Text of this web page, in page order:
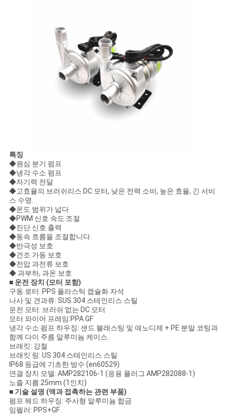
사
이
트
맵
개
인
정
보
보
호
정
특징
◆원심 분기 펌프
◆냉각 수소 펌프
◆자기력 전달
◆고효율의 브러쉬리스 DC 모터, 낮은 전력 소비, 높은 효율, 긴 서비
스 수명.
◆온도 범위가 넓다
◆PWM 신호 속도 조절
◆진단 신호 출력
◆동속 흐름을 조절합니다.
◆반극성 보호
◆건조 가동 보호
◆전압 과전류 보호
◆ 과부하, 과온 보호
■ 운전 장치 (모터 포함)
구동 로터: PPS 플라스틱 캡슐화 자석
나사 및 견과류: SUS 304 스테인리스 스틸
운전 모터: 브러쉬 없는 DC 모터
모터 와이어 프레임:PPA GF
냉각 수소 펌프 하우징: 샌드 블래스팅 및 애노디제 + PE 분말 코팅과
함께 다이 주름 알루미늄 케이스.
브래킷: 강철
브래킷 링: US 304 스테인리스 스틸
IP68 등급에 기초한 방수 (en60529)
연결 장치 모델: AMP282106-1 (응용 플러그 AMP282088-1)
노즐 지름:25mm (1인치)
■ 기술 설명 (액과 접촉하는 관련 부품)
펌프 헤드 하우징: 주사형 알루미늄 합금
임펠러: PPS+GF